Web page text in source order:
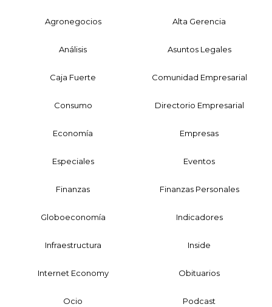
Agronegocios Alta Gerencia
Análisis Asuntos Legales
Caja Fuerte Comunidad Empresarial
Consumo Directorio Empresarial
Economía Empresas
Especiales Eventos
Finanzas Finanzas Personales
Globoeconomía Indicadores
Infraestructura Inside
Internet Economy Obituarios
Ocio Podcast